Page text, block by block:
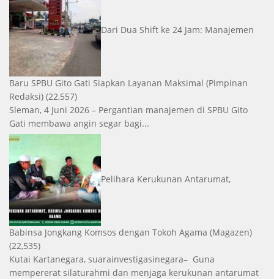
Dari Dua Shift ke 24 Jam: Manajemen
Baru SPBU Gito Gati Siapkan Layanan Maksimal (Pimpinan
Redaksi) (22,557)
Sleman, 4 Juni 2026 – Pergantian manajemen di SPBU Gito
Gati membawa angin segar bagi...
Pelihara Kerukunan Antarumat,
Babinsa Jongkang Komsos dengan Tokoh Agama (Magazen)
(22,535)
Kutai Kartanegara, suarainvestigasinegara– Guna
mempererat silaturahmi dan menjaga kerukunan antarumat